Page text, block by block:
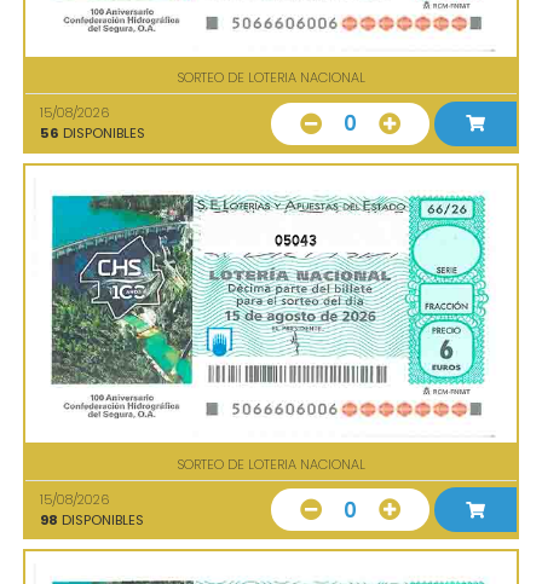
SORTEO DE LOTERIA NACIONAL
15/08/2026
56 DISPONIBLES 0
05043
SORTEO DE LOTERIA NACIONAL
15/08/2026
98 DISPONIBLES 0